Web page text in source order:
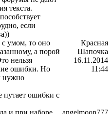
текста.
если
с умом, то оно
а порой
нельзя
ошибки. Но
нужно
путает ошибки с
Красная
Шапочка
16.11.2014
11:44
и при наборе angelmoon777